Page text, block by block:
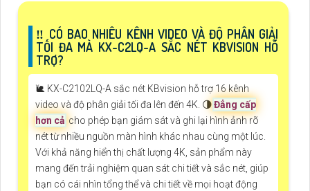
‼️ CÓ BAO NHIÊU KÊNH VIDEO VÀ ĐỘ PHÂN GIẢI
TỐI ĐA MÀ KX-C2LQ-A SẮC NÉT KBVISION HỖ
TRỢ?
🐌 KX-C2102LQ-A sắc nét KBvision hỗ trợ 16 kênh
video và độ phân giải tối đa lên đến 4K. 🌗Đẳng cấp
hơn cả cho phép bạn giám sát và ghi lại hình ảnh rõ
nét từ nhiều nguồn màn hình khác nhau cùng một lúc.
Với khả năng hiển thị chất lượng 4K, sản phẩm này
mang đến trải nghiệm quan sát chi tiết và sắc nét, giúp
bạn có cái nhìn tổng thể và chi tiết về mọi hoạt động